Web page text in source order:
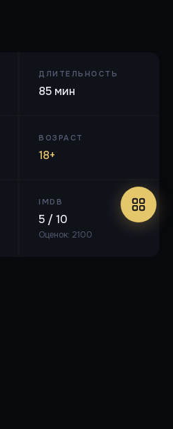
ДЛИТЕЛЬНОСТЬ
85 мин
ВОЗРАСТ
18+
IMDB
5 / 10
Оценок: 2100